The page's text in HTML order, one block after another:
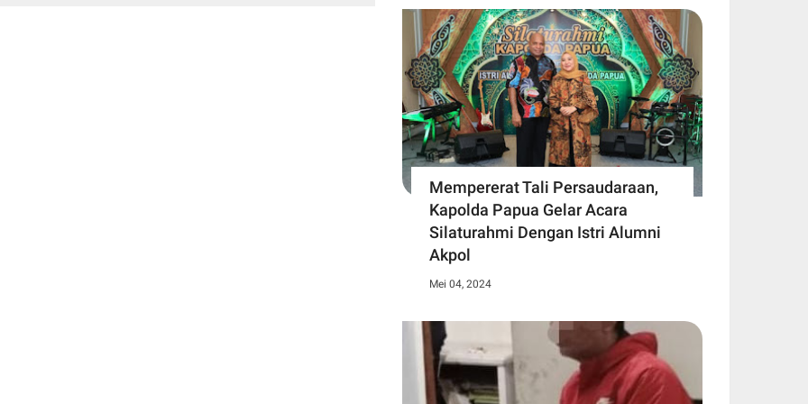
Mempererat Tali Persaudaraan,
Kapolda Papua Gelar Acara
Silaturahmi Dengan Istri Alumni
Akpol
Mei 04, 2024